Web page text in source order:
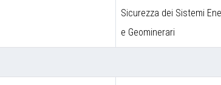
Sicurezza dei Sistemi
e Geominerari